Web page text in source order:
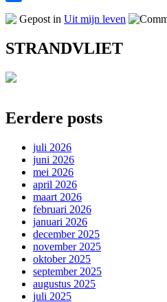
Gepost in Uit mijn leven
STRANDVLIET
Eerdere posts
juli 2026
juni 2026
mei 2026
april 2026
maart 2026
februari 2026
januari 2026
december 2025
november 2025
oktober 2025
september 2025
augustus 2025
juli 2025